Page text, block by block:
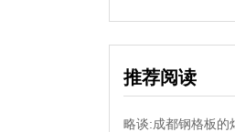
推荐阅读
略谈:成都钢格板的